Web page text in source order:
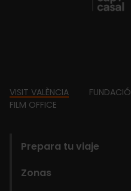
Footer
VISIT VALÈNCIA FUNDACIÓ
FILM OFFICE
Prepara tu viaje
Zonas